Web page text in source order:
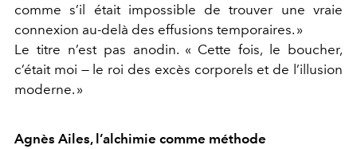
comme s’il était impossible de trouver une vraie
connexion au-delà des effusions temporaires. »
Le titre n’est pas anodin. « Cette fois, le boucher,
c’était moi — le roi des excès corporels et de l’illusion
moderne. »
Agnès Ailes, l’alchimie comme méthode